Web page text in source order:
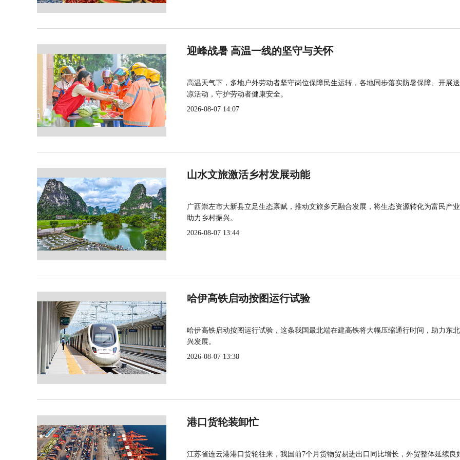
迎峰战暑 高温一线的坚守与关怀
高温天气下，多地户外劳动者坚守岗位保障民生运转，各地同步落实防暑保障、开展
凉活动，守护劳动者健康安全。
2026-08-07 14:07
山水文旅激活乡村发展动能
广西崇左市大新县立足生态禀赋，推动文旅多元融合发展，将生态资源转化为富民产
助力乡村振兴。
2026-08-07 13:44
哈伊高铁启动按图运行试验
哈伊高铁启动按图运行试验，这条我国最北端在建高铁将大幅压缩通行时间，助力东
兴发展。
2026-08-07 13:38
港口货轮装卸忙
江苏省连云港港口货轮往来，我国前7个月货物贸易进出口同比增长，外贸整体延续良